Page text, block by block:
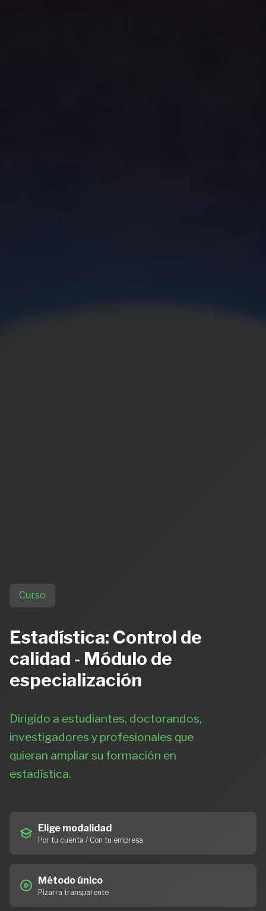
Curso
Estadística: Control de
calidad - Módulo de
especialización
Dirigido a estudiantes, doctorandos,
investigadores y profesionales que
quieran ampliar su formación en
estadística.
Elige modalidad
Por tu cuenta / Con tu empresa
Método único
Pizarra transparente